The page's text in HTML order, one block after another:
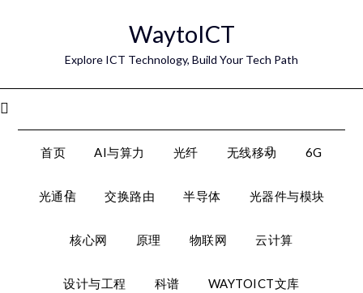
WaytoICT
Explore ICT Technology, Build Your Tech Path
首页 AI与算力 光纤 无线移动 6G
光通信 交换路由 半导体 光器件与模块
核心网 原理 物联网 云计算
设计与工程 科谱 WAYTOICT文库